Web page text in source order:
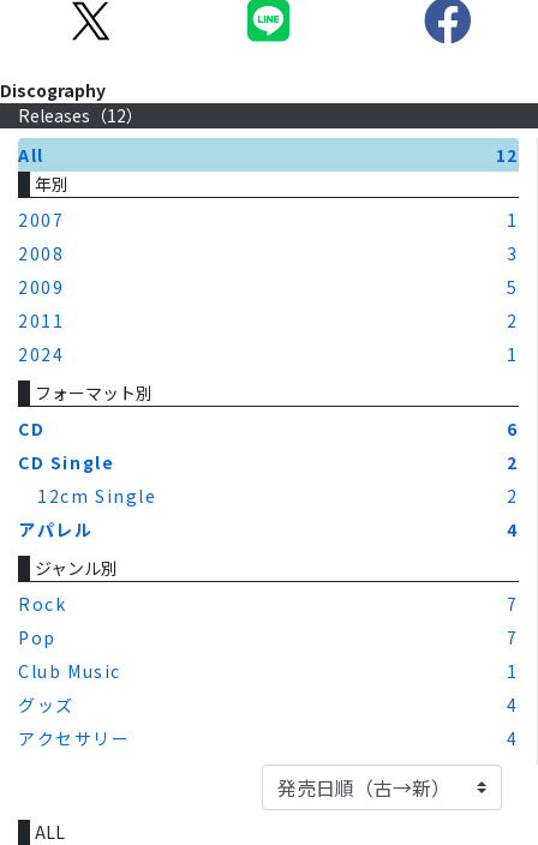
Discography
Releases（12）
All
12
年別
2007
1
2008
3
2009
5
2011
2
2024
1
フォーマット別
CD
6
CD Single
2
12cm Single
2
アパレル
4
ジャンル別
Rock
7
Pop
7
Club Music
1
グッズ
4
アクセサリー
4
ALL